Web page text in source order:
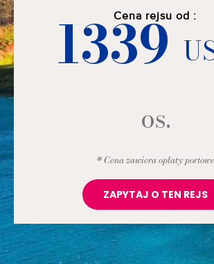
Cena rejsu od :
1339
os.
* Cena zawiera opłaty portowe
ZAPYTAJ O TEN REJS